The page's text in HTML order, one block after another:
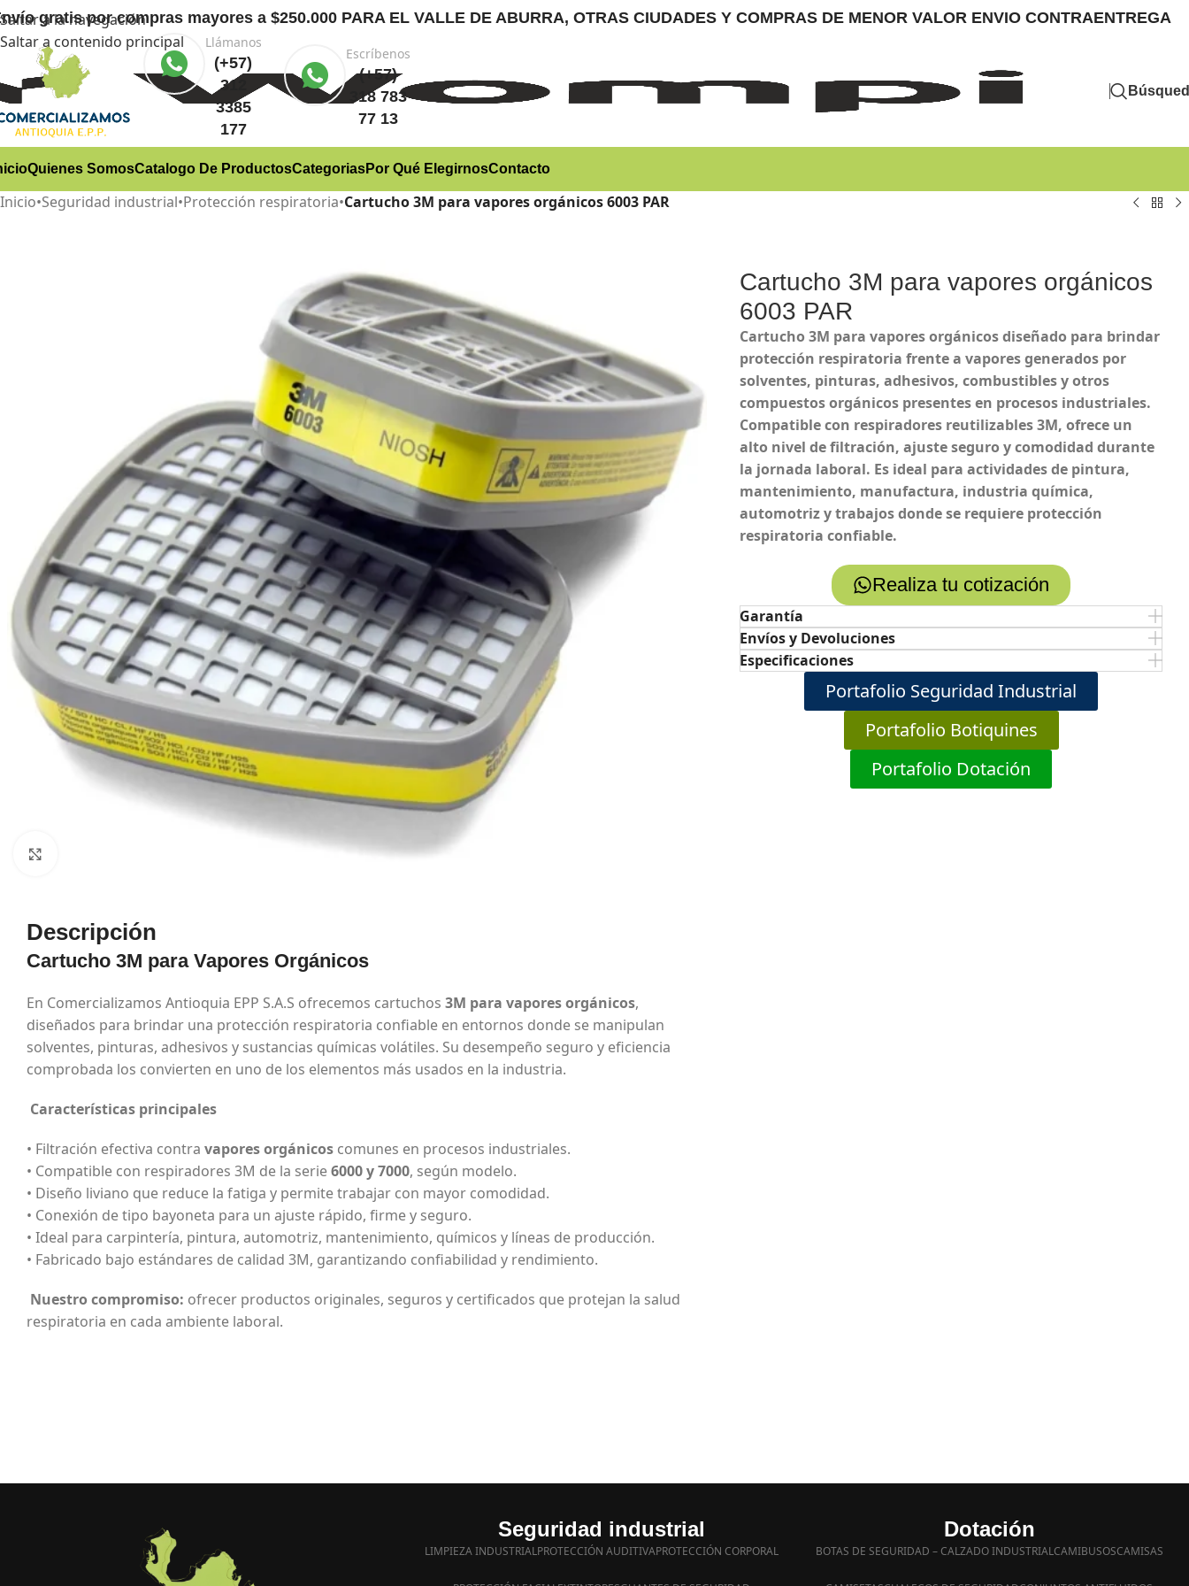
Saltar a la navegación
Saltar a contenido principal
gratispor compras mayores a $250.000 PARA EL VALLE DE ABURRA, OTRAS CIUDADES Y COMPRAS DE MENOR VALOR ENVIO CONTRAENTREGA
Llámanos
(+57)
312
3385
177
Escríbenos
(+57)
318 783
77 13
Quienes SomosCatalogo De ProductosCategoriasPor Qué ElegirnosContacto
Inicio•Seguridad industrial•Protección respiratoria•Cartucho 3M para vapores orgánicos 6003 PAR
Descripción
Cartucho 3M para Vapores Orgánicos
En Comercializamos Antioquia EPP S.A.S ofrecemos cartuchos 3M para vapores orgánicos,
diseñados para brindar una protección respiratoria confiable en entornos donde se manipulan
solventes, pinturas, adhesivos y sustancias químicas volátiles. Su desempeño seguro y eficiencia
comprobada los convierten en uno de los elementos más usados en la industria.
Características principales
• Filtración efectiva contra vapores orgánicos comunes en procesos industriales.
• Compatible con respiradores 3M de la serie6000 y 7000, según modelo.
• Diseño liviano que reduce la fatiga y permite trabajar con mayor comodidad.
• Conexión de tipo bayoneta para un ajuste rápido, firme y seguro.
• Ideal para carpintería, pintura, automotriz, mantenimiento, químicos y líneas de producción.
• Fabricado bajo estándares de calidad 3M, garantizando confiabilidad y rendimiento.
Nuestro compromiso: ofrecer productos originales, seguros y certificados que protejan la salud
respiratoria en cada ambiente laboral.
Cartucho 3M para vapores orgánicos
6003 PAR
Cartucho 3M para vapores orgánicos diseñado para brindar
protección respiratoria frente a vapores generados por
solventes, pinturas, adhesivos, combustibles y otros
compuestos orgánicos presentes en procesos industriales.
Compatible con respiradores reutilizables 3M, ofrece un
alto nivel de filtración, ajuste seguro y comodidad durante
la jornada laboral. Es ideal para actividades de pintura,
mantenimiento, manufactura, industria química,
automotriz y trabajos donde se requiere protección
respiratoria confiable.
Realiza tu cotización
Garantía
Envíos y Devoluciones
Especificaciones
Portafolio Seguridad Industrial
Portafolio Botiquines
Portafolio Dotación
Seguridad industrial
LIMPIEZA INDUSTRIALPROTECCIÓN AUDITIVAPROTECCIÓN CORPORAL
Dotación
BOTAS DE SEGURIDAD – CALZADO INDUSTRIALCAMIBUSOSCAMISAS